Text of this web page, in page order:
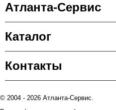
Атланта-Сервис
Каталог
Контакты
© 2004 - 2026 Атланта-Сервис.